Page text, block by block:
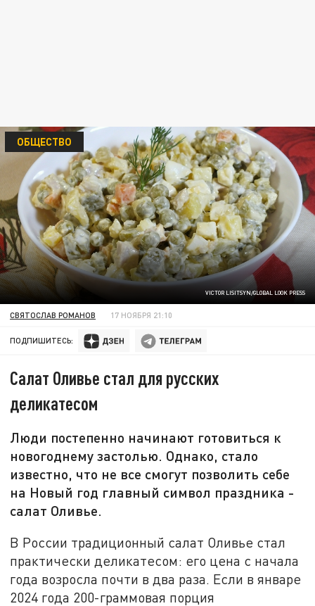
VICTOR LISITSYN/GLOBAL LOOK PRESS
ОБЩЕСТВО
СВЯТОСЛАВ РОМАНОВ 17 НОЯБРЯ 21:10
ПОДПИШИТЕСЬ:
Салат Оливье стал для русских
деликатесом
Люди постепенно начинают готовиться к
новогоднему застолью. Однако, стало
известно, что не все смогут позволить себе
на Новый год главный символ праздника -
салат Оливье.
В России традиционный салат Оливье стал
практически деликатесом: его цена с начала
года возросла почти в два раза. Если в январе
2024 года 200-граммовая порция